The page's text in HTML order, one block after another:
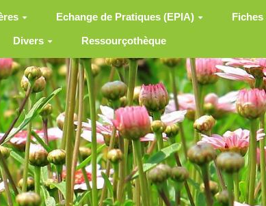
Echange de Pratiques (EPIA)
Divers Ressourçothèque